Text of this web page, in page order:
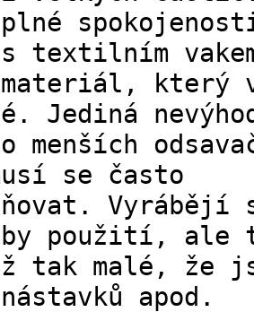
s textilním
který
Jediná
menších
se často
Vyrábějí
použití, ale
tak malé, že
apod.